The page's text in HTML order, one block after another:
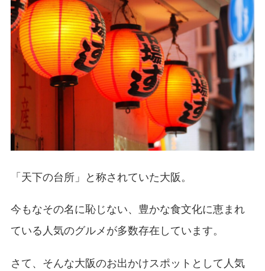
「天下の台所」と称されていた大阪。
今もなその名に恥じない、豊かな食文化に恵まれ
ている人気のグルメが多数存在しています。
さて、そんな大阪のお出かけスポットとして人気